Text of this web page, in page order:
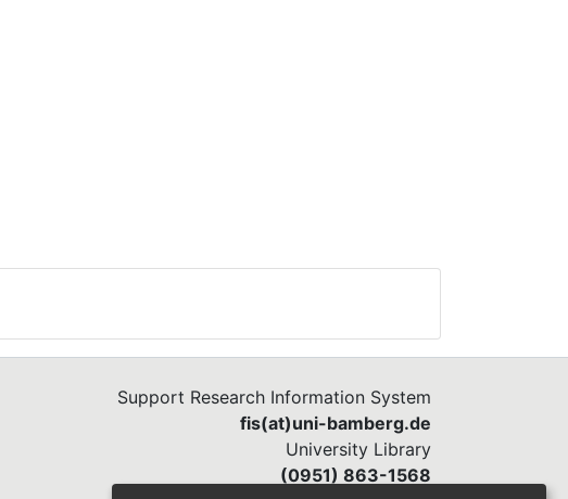
Support Research Information System
fis(at)uni-bamberg.de
University Library
(0951) 863-1568